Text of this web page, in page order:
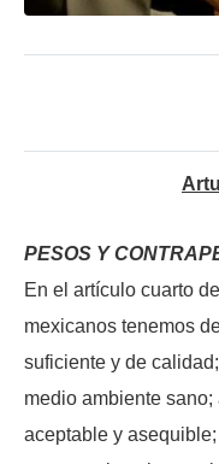
PESOS Y
En el artículo cuarto
mexicanos tenemos
suficiente y de
medio ambiente
aceptable y